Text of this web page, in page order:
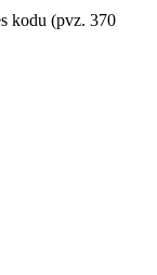
kodu (pvz. 370